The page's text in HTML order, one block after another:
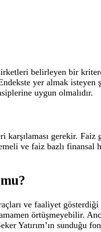
belirleyen bir
yer almak
uygun olmalıdır.
gerekir.
ve faiz bazlı
ve faaliyet
örtüşmeyebilir.
Yatırım’ın